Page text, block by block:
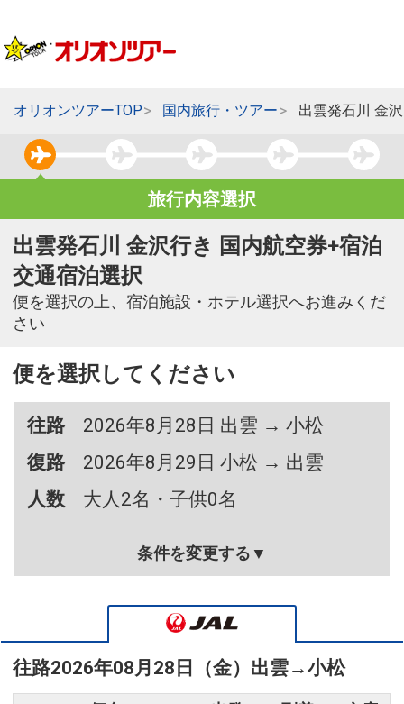
オリオンツアーTOP 国内旅行・ツアー 出雲発石川 金
旅行内容選択
出雲発石川 金沢行き 国内航空券+宿泊
交通宿泊選択
便を選択の上、宿泊施設・ホテル選択へお進みくだ
さい
便を選択してください
往路
2026年8月28日 出雲 → 小松
復路
2026年8月29日 小松 → 出雲
人数
大人2名・子供0名
条件を変更する▼
往路2026年08月28日（金） 出雲→小松